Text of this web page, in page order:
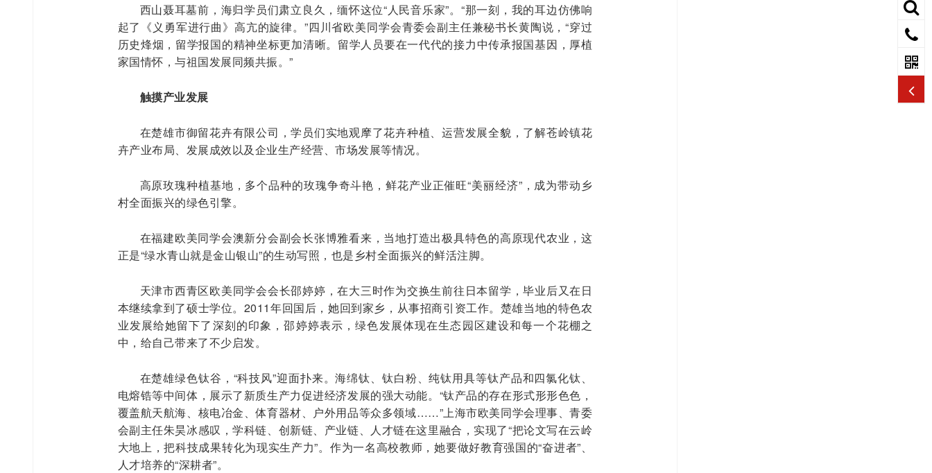
西山聂耳墓前，海归学员们肃立良久，缅怀这位“人民音乐家”。“那一刻，我的耳边仿佛响
起了《义勇军进行曲》高亢的旋律。”四川省欧美同学会青委会副主任兼秘书长黄陶说，“穿过
历史烽烟，留学报国的精神坐标更加清晰。留学人员要在一代代的接力中传承报国基因，厚植
家国情怀，与祖国发展同频共振。”
触摸产业发展
在楚雄市御留花卉有限公司，学员们实地观摩了花卉种植、运营发展全貌，了解苍岭镇花
卉产业布局、发展成效以及企业生产经营、市场发展等情况。
高原玫瑰种植基地，多个品种的玫瑰争奇斗艳，鲜花产业正催旺“美丽经济”，成为带动乡
村全面振兴的绿色引擎。
在福建欧美同学会澳新分会副会长张博雅看来，当地打造出极具特色的高原现代农业，这
正是“绿水青山就是金山银山”的生动写照，也是乡村全面振兴的鲜活注脚。
天津市西青区欧美同学会会长邵婷婷，在大三时作为交换生前往日本留学，毕业后又在日
本继续拿到了硕士学位。2011年回国后，她回到家乡，从事招商引资工作。楚雄当地的特色农
业发展给她留下了深刻的印象，邵婷婷表示，绿色发展体现在生态园区建设和每一个花棚之
中，给自己带来了不少启发。
在楚雄绿色钛谷，“科技风”迎面扑来。海绵钛、钛白粉、纯钛用具等钛产品和四氯化钛、
电熔锆等中间体，展示了新质生产力促进经济发展的强大动能。“钛产品的存在形式形形色色，
覆盖航天航海、核电冶金、体育器材、户外用品等众多领域……”上海市欧美同学会理事、青委
会副主任朱昊冰感叹，学科链、创新链、产业链、人才链在这里融合，实现了“把论文写在云岭
大地上，把科技成果转化为现实生产力”。作为一名高校教师，她要做好教育强国的“奋进者”、
人才培养的“深耕者”。